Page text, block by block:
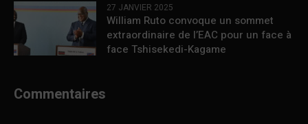
27 JANVIER 2025
William Ruto convoque un sommet
extraordinaire de l’EAC pour un face à
face Tshisekedi-Kagame
Commentaires